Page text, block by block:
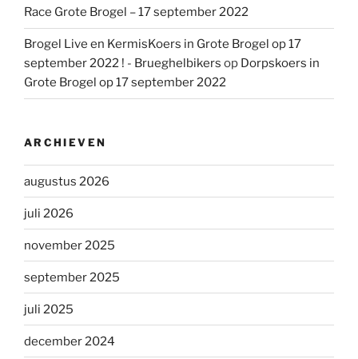
Race Grote Brogel – 17 september 2022
Brogel Live en KermisKoers in Grote Brogel op 17
september 2022 ! - Brueghelbikers op Dorpskoers in
Grote Brogel op 17 september 2022
ARCHIEVEN
augustus 2026
juli 2026
november 2025
september 2025
juli 2025
december 2024